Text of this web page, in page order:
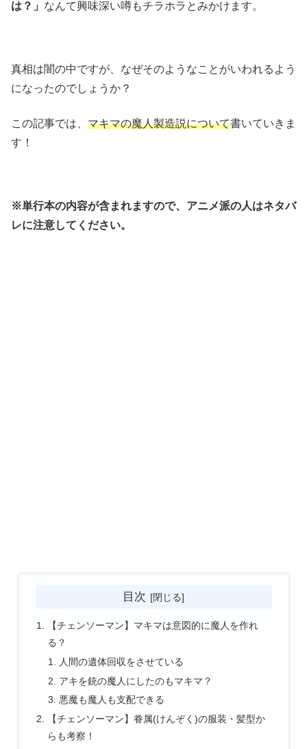
は？」 なんて興味深い噂もチラホラとみかけます。
真相は闇の中ですが、なぜそのようなことがいわれるよう
になったのでしょうか？
この記事では、 マキマの魔人製造説について書いていきま
す！
※単行本の内容が含まれますので、アニメ派の人はネタバ
レに注意してください。
目次
【チェンソーマン】マキマは意図的に魔人を作れ
る？
人間の遺体回収をさせている
アキを銃の魔人にしたのもマキマ？
悪魔も魔人も支配できる
【チェンソーマン】眷属(けんぞく)の服装・髪型か
らも考察！